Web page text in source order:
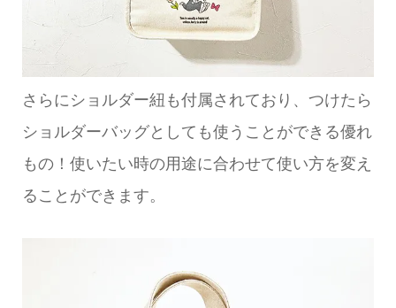
さらにショルダー紐も付属されており、つけたら
ショルダーバッグとしても使うことができる優れ
もの！使いたい時の用途に合わせて使い方を変え
ることができます。